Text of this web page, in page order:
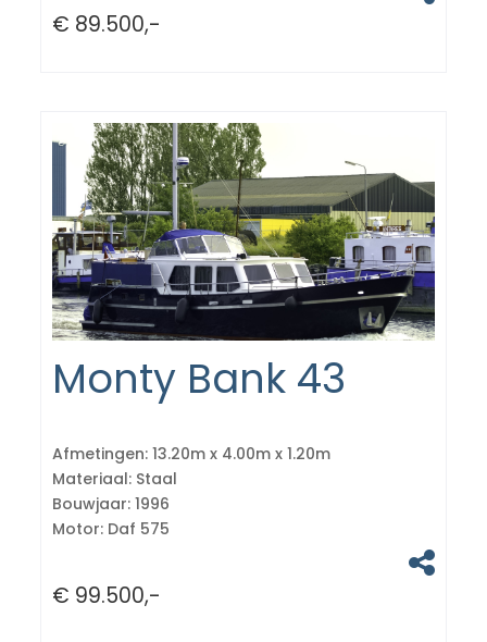
€ 89.500,-
Monty Bank 43
Afmetingen: 13.20m x 4.00m x 1.20m
Materiaal: Staal
Bouwjaar: 1996
Motor: Daf 575
€ 99.500,-